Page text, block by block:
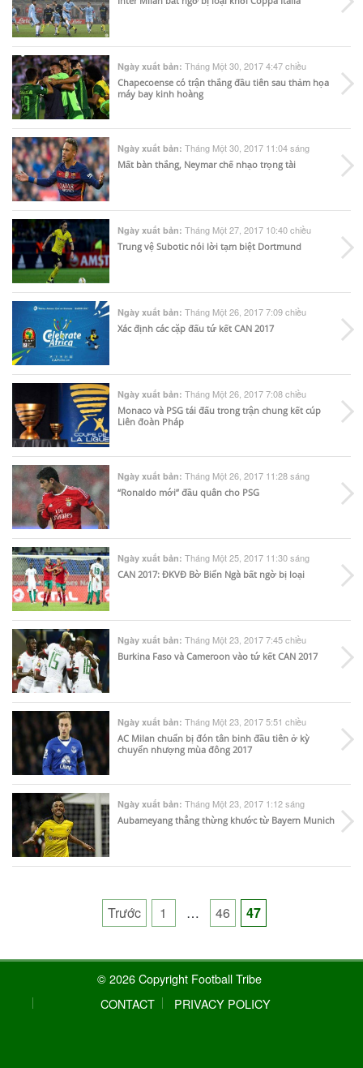
Ngày xuất bản: Tháng Một 30, 2017 4:47 chiều
Chapecoense có trận thắng đầu tiên sau thảm họa
máy bay kinh hoàng
Ngày xuất bản: Tháng Một 30, 2017 11:04 sáng
Mất bàn thắng, Neymar chế nhạo trọng tài
Ngày xuất bản: Tháng Một 27, 2017 10:40 chiều
Trung vệ Subotic nói lời tạm biệt Dortmund
Ngày xuất bản: Tháng Một 26, 2017 7:09 chiều
Xác định các cặp đấu tứ kết CAN 2017
Ngày xuất bản: Tháng Một 26, 2017 7:08 chiều
Monaco và PSG tái đấu trong trận chung kết cúp
Liên đoàn Pháp
Ngày xuất bản: Tháng Một 26, 2017 11:28 sáng
“Ronaldo mới” đầu quân cho PSG
Ngày xuất bản: Tháng Một 25, 2017 11:30 sáng
CAN 2017: ĐKVĐ Bờ Biển Ngà bất ngờ bị loại
Ngày xuất bản: Tháng Một 23, 2017 7:45 chiều
Burkina Faso và Cameroon vào tứ kết CAN 2017
Ngày xuất bản: Tháng Một 23, 2017 5:51 chiều
AC Milan chuẩn bị đón tân binh đầu tiên ở kỳ
chuyển nhượng mùa đông 2017
Ngày xuất bản: Tháng Một 23, 2017 1:12 sáng
Aubameyang thẳng thừng khước từ Bayern Munich
Posts
pagination
Trước 1 … 46 47
© 2026 Copyright Football Tribe
CONTACT
PRIVACY POLICY